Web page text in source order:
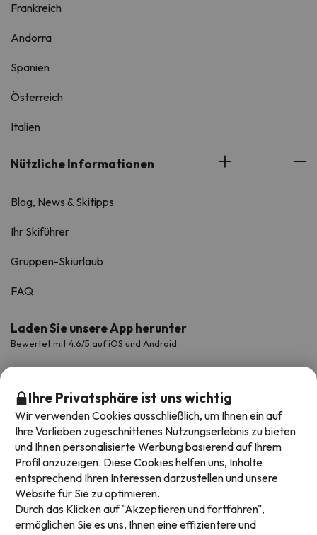
Frankreich
Andorra
Spanien
Österreich
Italien
Nützliche Informationen
Blog, News & Skitipps
Ihr Skiführer
Gruppen-Skiurlaub
FAQ
Laden Sie unsere App herunter
Bewertet mit 4.6/5 auf iOS und Android.
Verfügbare Zahlungsarten
Ihre Privatsphäre ist uns wichtig
Wir verwenden Cookies ausschließlich, um Ihnen ein auf
Ihre Vorlieben zugeschnittenes Nutzungserlebnis zu bieten
und Ihnen personalisierte Werbung basierend auf Ihrem
Profil anzuzeigen. Diese Cookies helfen uns, Inhalte
entsprechend Ihren Interessen darzustellen und unsere
Website für Sie zu optimieren.
Durch das Klicken auf "Akzeptieren und fortfahren",
ermöglichen Sie es uns, Ihnen eine effizientere und